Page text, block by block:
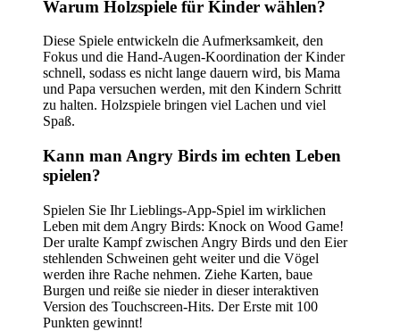
Warum Holzspiele für Kinder wählen?
Diese Spiele entwickeln die Aufmerksamkeit, den
Fokus und die Hand-Augen-Koordination der Kinder
schnell, sodass es nicht lange dauern wird, bis Mama
und Papa versuchen werden, mit den Kindern Schritt
zu halten. Holzspiele bringen viel Lachen und viel
Spaß.
Kann man Angry Birds im echten Leben
spielen?
Spielen Sie Ihr Lieblings-App-Spiel im wirklichen
Leben mit dem Angry Birds: Knock on Wood Game!
Der uralte Kampf zwischen Angry Birds und den Eier
stehlenden Schweinen geht weiter und die Vögel
werden ihre Rache nehmen. Ziehe Karten, baue
Burgen und reiße sie nieder in dieser interaktiven
Version des Touchscreen-Hits. Der Erste mit 100
Punkten gewinnt!